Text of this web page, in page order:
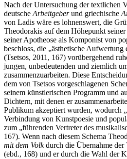
Nach der Untersuchung der textlichen
deutsche Arbeitgeberund griechische
von Ladis wäre es lohnenswert, die
Theodorakis auf dem Höhepunkt
seiner Apotheose als Komponist von
beschloss, die „ästhetische
(Tsetsos, 2011, 167) vorübergehend
jungen, unbedeutenden und ziemlich
zusammenzuarbeiten. Diese
dem von Tsetsos vorgeschlagenen
seinem künstlerischen Programm und
Dichtern, mit denen er
Publikum akzeptiert wurden, wodurch
Verbindung von Kunstpoesie und
zum „führenden Vertreter des
167). Wenn nach diesem Schema
mit dem Volkdurch die Übernahme der
(ebd., 168) und er durch die Wahl der